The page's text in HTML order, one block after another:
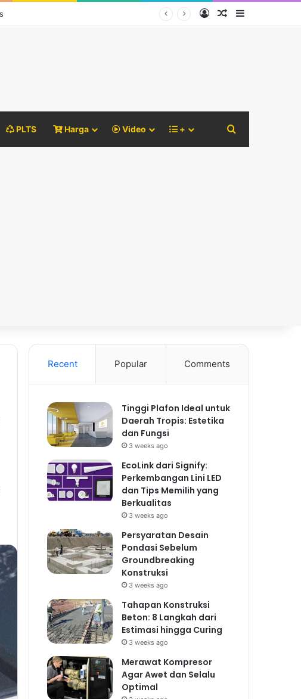
Log InRandom Article
Sidebar
PLTS Harga Video + Search for
Recent Popular Comments
Tinggi Plafon Ideal untuk
Daerah Tropis: Estetika
dan Fungsi
3 weeks ago
EcoLink dari Signify:
Perkembangan Lini LED
dan Tips Memilih yang
Berkualitas
3 weeks ago
Persyaratan Desain
Pondasi Sebelum
Groundbreaking
Konstruksi
3 weeks ago
Tahapan Konstruksi
Beton: 8 Langkah dari
Estimasi hingga Curing
3 weeks ago
Merawat Kompresor
Agar Awet dan Selalu
Optimal